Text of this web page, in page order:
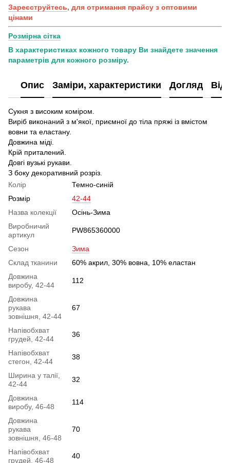
Зареєструйтесь, для отримання прайсу з оптовими
цінами
Розмірна сітка
В характеристиках кожного товару Ви знайдете значення
параметрів для кожного розміру.
Опис Заміри, характеристики Догляд
Сукня з високим коміром.
Виріб виконаний з м'якої, приємної до тіла пряжі із вмістом
вовни та еластану.
Довжина міді.
Крій приталений.
Довгі вузькі рукави.
З боку декоративний розріз.
Колір
Темно-синій
Розмір
42-44
Назва колекції
Осінь-Зима
Виробничий
артикул
PW865360000
Сезон
Зима
Склад тканини
60% акрил, 30% вовна, 10% еластан
Довжина
виробу, 42-44
112
Довжина
рукава
зовнішня, 42-44
67
Напівобхват
грудей, 42-44
36
Напівобхват
стегон, 42-44
38
Ширина у талії,
42-44
32
Довжина
виробу, 46-48
114
Довжина
рукава
зовнішня, 46-48
70
Напівобхват
грудей, 46-48
40